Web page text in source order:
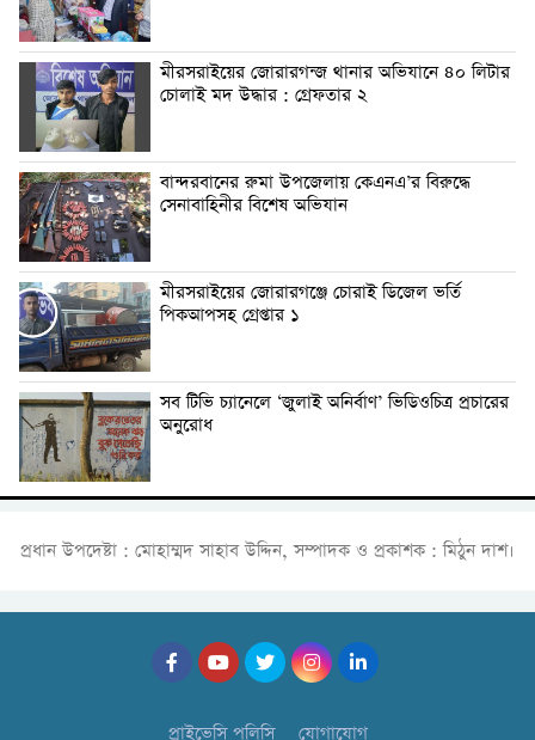
মীরসরাইয়ের জোরারগন্জ থানার অভিযানে ৪০ লিটার
চোলাই মদ উদ্ধার : গ্রেফতার ২
বান্দরবানের রুমা উপজেলায় কেএনএ’র বিরুদ্ধে
সেনাবাহিনীর বিশেষ অভিযান
মীরসরাইয়ের জোরারগঞ্জে চোরাই ডিজেল ভর্তি
পিকআপসহ গ্রেপ্তার ১
সব টিভি চ্যানেলে ‘জুলাই অনির্বাণ’ ভিডিওচিত্র প্রচারের
অনুরোধ
প্রধান উপদেষ্টা : মোহাম্মদ সাহাব উদ্দিন, সম্পাদক ও প্রকাশক : মিঠুন দাশ।
প্রাইভেসি পলিসি যোগাযোগ